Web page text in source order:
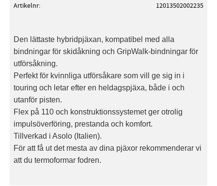
Artikelnr 12013502002235
Den lättaste hybridpjäxan, kompatibel med alla
bindningar för skidåkning och GripWalk-bindningar för
utförsåkning.
Perfekt för kvinnliga utförsåkare som vill ge sig in i
touring och letar efter en heldagspjäxa, både i och
utanför pisten.
Flex på 110 och konstruktionssystemet ger otrolig
impulsöverföring, prestanda och komfort.
Tillverkad i Asolo (Italien).
För att få ut det mesta av dina pjäxor rekommenderar vi
att du termoformar fodren.